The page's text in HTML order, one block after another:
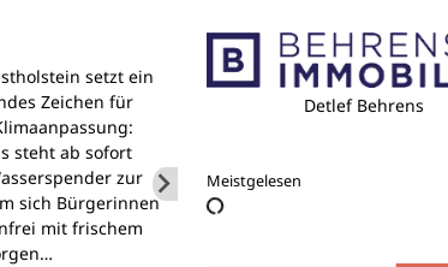
setzt ein
Zeichen für
steht ab sofort
zur
sich Bürgerinnen
mit frischem
Meistgelesen